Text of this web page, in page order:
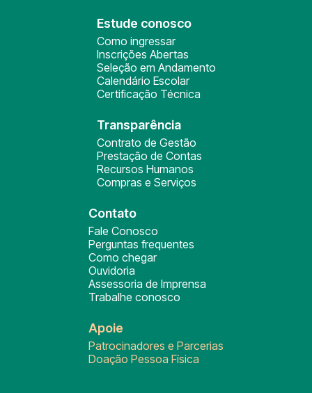
Estude conosco
Como ingressar
Inscrições Abertas
Seleção em Andamento
Calendário Escolar
Certificação Técnica
Transparência
Contrato de Gestão
Prestação de Contas
Recursos Humanos
Compras e Serviços
Contato
Fale Conosco
Perguntas frequentes
Como chegar
Ouvidoria
Assessoria de Imprensa
Trabalhe conosco
Apoie
Patrocinadores e Parcerias
Doação Pessoa Física